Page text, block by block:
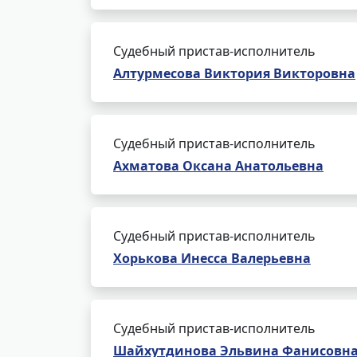
Судебный пристав-исполнитель
Алтурмесова Виктория Викторовна
Судебный пристав-исполнитель
Ахматова Оксана Анатольевна
Судебный пристав-исполнитель
Хорькова Инесса Валерьевна
Судебный пристав-исполнитель
Шайхутдинова Эльвина